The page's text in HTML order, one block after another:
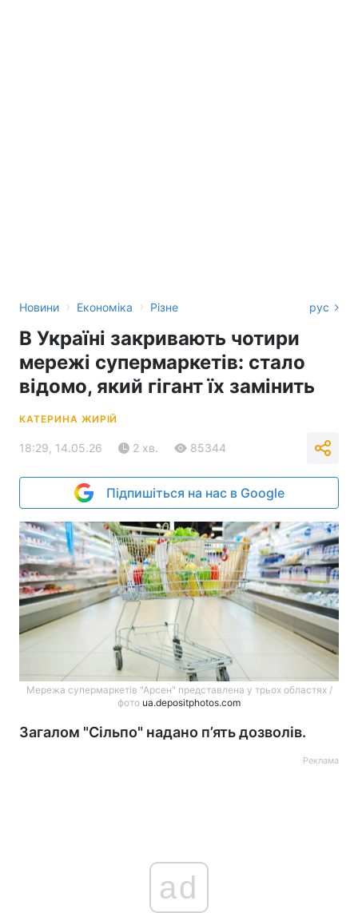
Новини › Економіка › Різне рус
В Україні закривають чотири
мережі супермаркетів: стало
відомо, який гігант їх замінить
КАТЕРИНА ЖИРІЙ
18:29, 14.05.26 2 хв. 85344
Підпишіться на нас в Google
Мережа супермаркетів "Арсен" представлена у трьох областях /
фото ua.depositphotos.com
Загалом "Сільпо" надано п’ять дозволів.
Реклама
ad